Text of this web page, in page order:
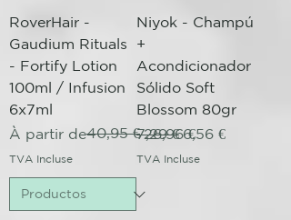
RoverHair -
Gaudium Rituals
- Fortify Lotion
100ml / Infusion
6x7ml
À partir de
Prix original40,95 € 26,96 €
Prix promotionnel
TVA Incluse
Niyok - Champú
+
Acondicionador
Sólido Soft
Blossom 80gr
Prix original
7,29 €Prix
6,56 €
TVA Incluse